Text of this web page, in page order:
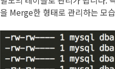
을 Merge한 형태로 관리하는 모